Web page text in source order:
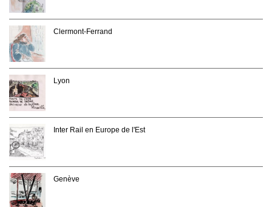
Clermont-Ferrand
Lyon
Inter Rail en Europe de l'Est
Genève